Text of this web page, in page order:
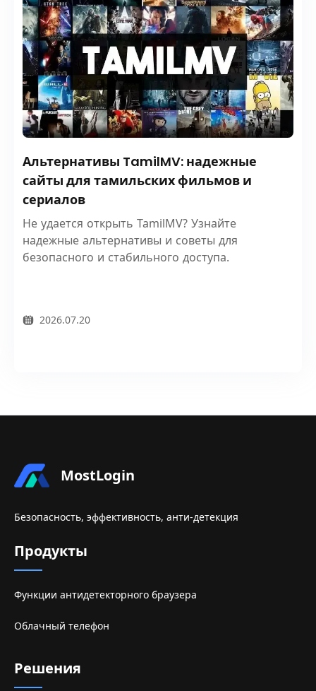
Альтернативы TamilMV: надежные
сайты для тамильских фильмов и
сериалов
Не удается открыть TamilMV? Узнайте
надежные альтернативы и советы для
безопасного и стабильного доступа.
2026.07.20
MostLogin
Безопасность, эффективность, анти-детекция
Продукты
Функции антидетекторного браузера
Облачный телефон
Решения